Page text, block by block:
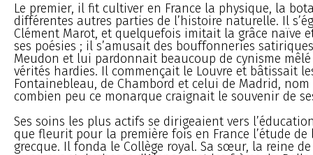
Le premier, il fit cultiver en France la physique, la
différentes autres parties de l’histoire naturelle. Il
Clément Marot, et quelquefois imitait la grâce naïve
ses poésies ; il s’amusait des bouffonneries
Meudon et lui pardonnait beaucoup de cynisme
vérités hardies. Il commençait le Louvre et bâtissait
Fontainebleau, de Chambord et celui de Madrid,
combien peu ce monarque craignait le souvenir de
Ses soins les plus actifs se dirigeaient vers
que fleurit pour la première fois en France l’étude de
grecque. Il fonda le Collège royal. Sa sœur, la reine